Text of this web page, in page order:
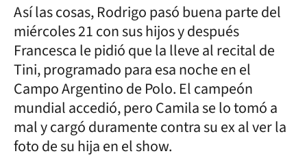
Así las cosas, Rodrigo pasó buena parte del
miércoles 21 con sus hijos y después
Francesca le pidió que la lleve al recital de
Tini, programado para esa noche en el
Campo Argentino de Polo. El campeón
mundial accedió, pero Camila se lo tomó a
mal y cargó duramente contra su ex al ver la
foto de su hija en el show.